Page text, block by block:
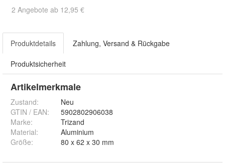
2 Angebote ab 12,95 €
Produktdetails Zahlung, Versand & Rückgabe
Produktsicherheit
Artikelmerkmale
Zustand:
Neu
GTIN / EAN:
5902802906038
Marke:
Trizand
Material:
Aluminium
Größe: 80 x 62 x 30 mm